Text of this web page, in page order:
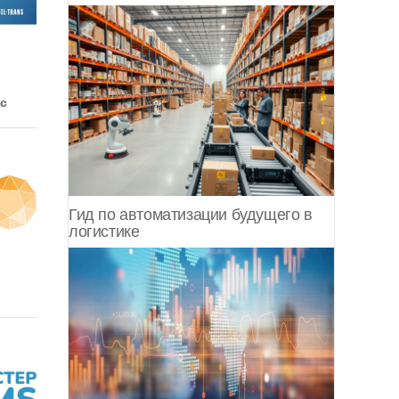
Корякский округ
Костромская область
Краснодарский край
Красноярский край
Крым
Курганская область
Курская область
Ленинградская область
Липецкая область
Гид по автоматизации будущего в
логистике